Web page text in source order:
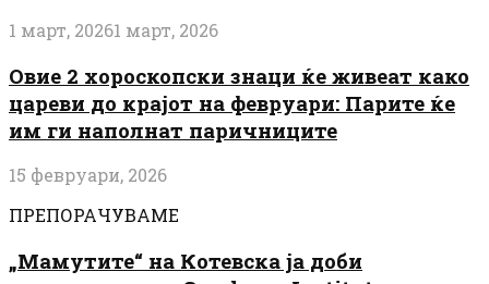
1 март, 20261 март, 2026
Овие 2 хороскопски знаци ќе живеат како
цареви до крајот на февруари: Парите ќе
им ги наполнат паричниците
15 февруари, 2026
ПРЕПОРАЧУВАМЕ
„Мамутите“ на Котевска ја доби